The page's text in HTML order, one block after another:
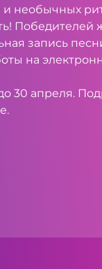
и необычных
Победителей
запись
на
30 апреля.
.